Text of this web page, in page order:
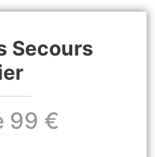
Secours
99 €